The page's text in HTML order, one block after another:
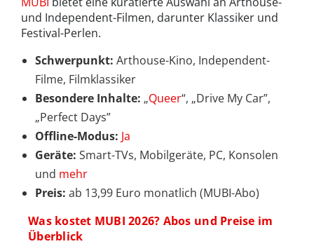
und Independent-Filmen, darunter Klassiker und
Festival-Perlen.
Schwerpunkt: Arthouse-Kino, Independent-
Filme, Filmklassiker
Besondere Inhalte: „Queer“, „Drive My Car”,
„Perfect Days”
Offline-Modus: Ja
Geräte: Smart-TVs, Mobilgeräte, PC, Konsolen
und mehr
Preis: ab 13,99 Euro monatlich (MUBI-Abo)
Was kostet MUBI 2026? Abos und Preise im
Überblick